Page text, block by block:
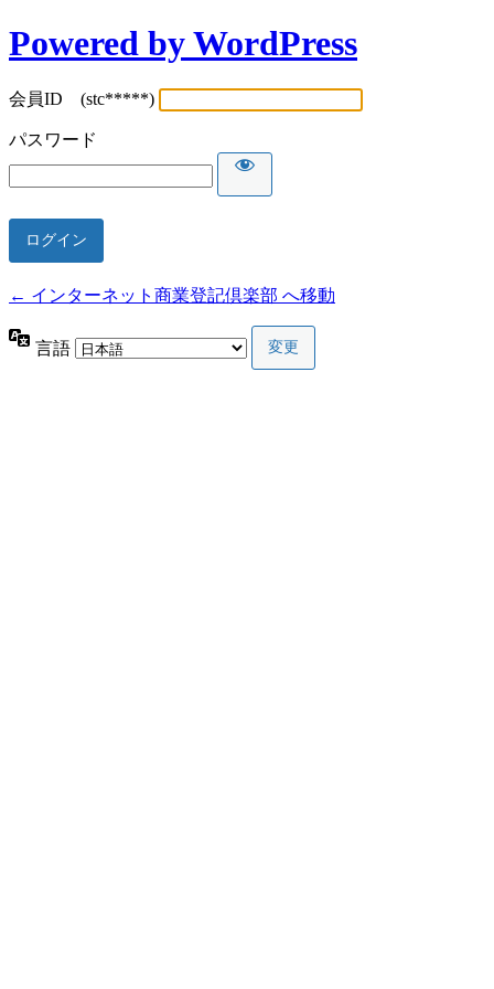
Powered by WordPress
会員ID (stc*****)
パスワード
← インターネット商業登記倶楽部 へ移動
言語